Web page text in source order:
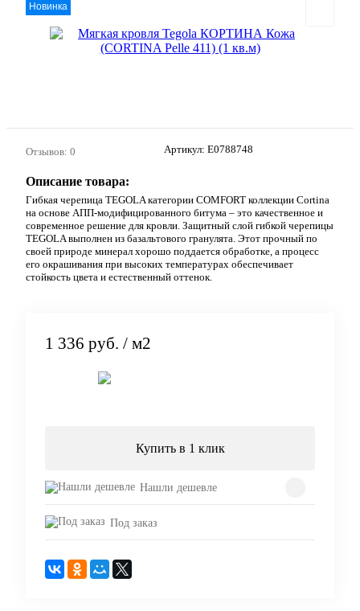
Новинка
Отзывов: 0 Артикул: E0788748
Описание товара:
Гибкая черепица TEGOLA категории COMFORT коллекции Cortina
на основе АПП-модифицированного битума – это качественное и
современное решение для кровли. Защитный слой гибкой черепицы
TEGOLA выполнен из базальтового гранулята. Этот прочный по
своей природе минерал хорошо поддается обработке, а процесс
его окрашивания при высоких температурах обеспечивает
стойкость цвета и естественный оттенок.
1 336 руб. / м2
Купить в 1 клик
Нашли дешевле
Под заказ